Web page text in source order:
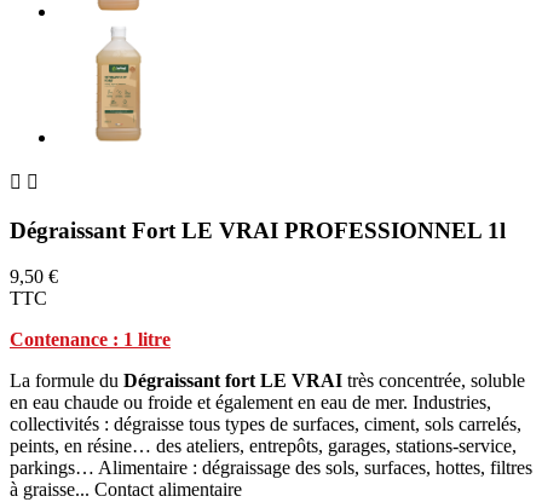
 
Dégraissant Fort LE VRAI PROFESSIONNEL 1l
9,50 €
TTC
Contenance : 1 litre
La formule du Dégraissant fort LE VRAI très concentrée, soluble
en eau chaude ou froide et également en eau de mer. Industries,
collectivités : dégraisse tous types de surfaces, ciment, sols carrelés,
peints, en résine… des ateliers, entrepôts, garages, stations-service,
parkings… Alimentaire : dégraissage des sols, surfaces, hottes, filtres
à graisse... Contact alimentaire